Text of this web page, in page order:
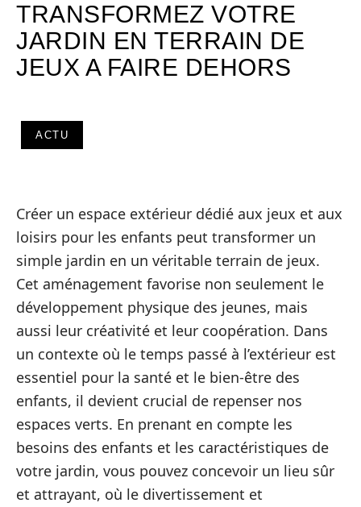
TRANSFORMEZ VOTRE
JARDIN EN TERRAIN DE
JEUX A FAIRE DEHORS
ACTU
Créer un espace extérieur dédié aux jeux et aux
loisirs pour les enfants peut transformer un
simple jardin en un véritable terrain de jeux.
Cet aménagement favorise non seulement le
développement physique des jeunes, mais
aussi leur créativité et leur coopération. Dans
un contexte où le temps passé à l’extérieur est
essentiel pour la santé et le bien-être des
enfants, il devient crucial de repenser nos
espaces verts. En prenant en compte les
besoins des enfants et les caractéristiques de
votre jardin, vous pouvez concevoir un lieu sûr
et attrayant, où le divertissement et